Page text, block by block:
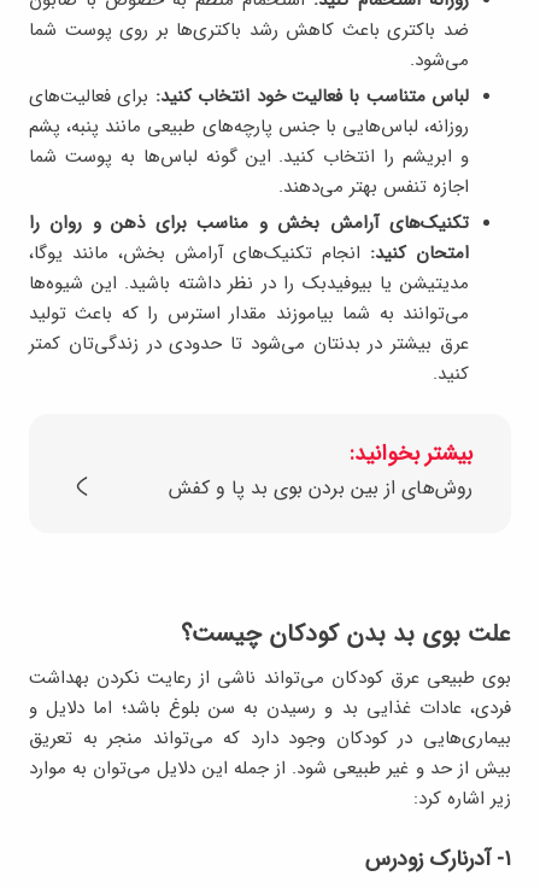
ضد باکتری باعث کاهش رشد باکتری‌ها بر روی پوست شما
می‌شود.
لباس متناسب با فعالیت خود انتخاب کنید: برای فعالیت‌های
روزانه، لباس‌هایی با جنس پارچه‌های طبیعی مانند پنبه، پشم
و ابریشم را انتخاب کنید. این گونه لباس‌ها به پوست شما
اجازه تنفس بهتر می‌دهند.
تکنیک‌های آرامش بخش و مناسب برای ذهن و روان را
امتحان کنید: انجام تکنیک‌های آرامش بخش، مانند یوگا،
مدیتیشن یا بیوفیدبک را در نظر داشته باشید. این شیوه‌ها
می‌توانند به شما بیاموزند مقدار استرس را که باعث تولید
عرق بیشتر در بدنتان می‌شود تا حدودی در زندگی‌تان کمتر
کنید.
بیشتر بخوانید:
روش‌های از بین بردن بوی بد پا و کفش
علت بوی بد بدن کودکان چیست؟
بوی طبیعی عرق کودکان می‌تواند ناشی از رعایت نکردن بهداشت
فردی، عادات غذایی بد و رسیدن به سن بلوغ باشد؛ اما دلایل و
بیماری‌هایی در کودکان وجود دارد که می‌تواند منجر به تعریق
بیش از حد و غیر طبیعی شود. از جمله این دلایل می‌توان به موارد
زیر اشاره کرد:
۱- آدرنارك زودرس